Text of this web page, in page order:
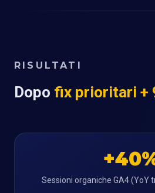
RISULTATI
Dopo fix prioritari +
Sessioni organiche GA4 (YoY